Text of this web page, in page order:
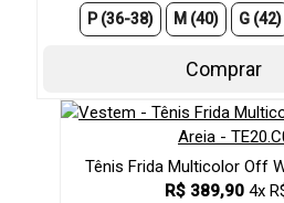
P (36-38) M (40) G (42)
Comprar
Tênis Frida Multicolor Off
R$ 389,90 4x